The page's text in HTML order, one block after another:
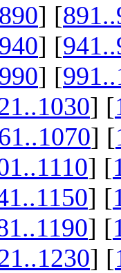
] [
] [
] [
] [
] [
] [
] [
] [
] [